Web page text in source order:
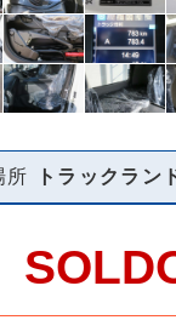
所 トラックラン